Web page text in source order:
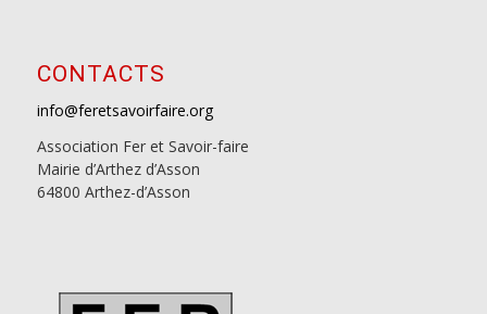
CONTACTS
info@feretsavoirfaire.org
Association Fer et Savoir-faire
Mairie d’Arthez d’Asson
64800 Arthez-d’Asson